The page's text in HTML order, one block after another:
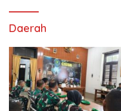
Daerah